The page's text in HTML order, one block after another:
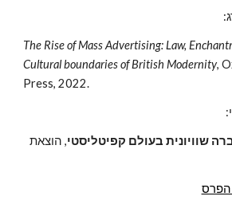
The Rise of Mass Advertising: Law,
Cultural boundaries of British Modernity,
Press, 2022.
שוויונית בעולם קפיטליסטי, הוצאת